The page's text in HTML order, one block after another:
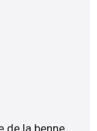
de la benne